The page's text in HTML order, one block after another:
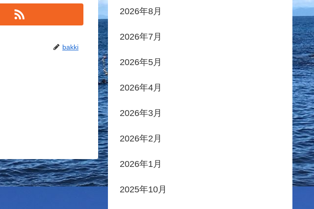
bakki
2026年8月
2026年7月
2026年5月
2026年4月
2026年3月
2026年2月
2026年1月
2025年10月